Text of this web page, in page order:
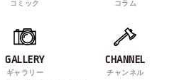
コミック コラム
GALLERY
ギャラリー
CHANNEL
チャンネル